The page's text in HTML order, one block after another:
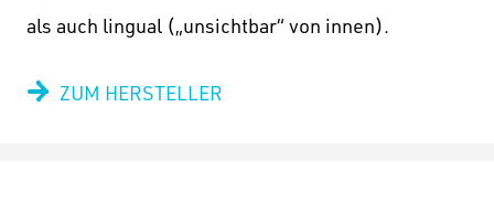
als auch lingual („unsichtbar“ von innen).
ZUM HERSTELLER